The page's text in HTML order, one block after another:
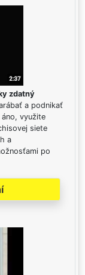
zdatný
a podnikať
využite
siete
a
po